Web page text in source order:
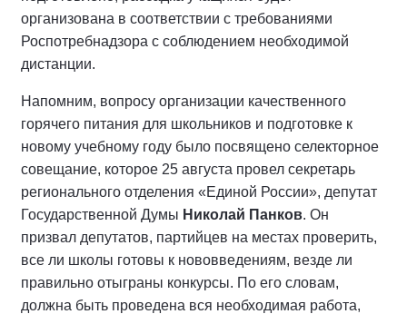
организована в соответствии с требованиями
Роспотребнадзора с соблюдением необходимой
дистанции.
Напомним, вопросу организации качественного
горячего питания для школьников и подготовке к
новому учебному году было посвящено селекторное
совещание, которое 25 августа провел секретарь
регионального отделения «Единой России», депутат
Государственной Думы Николай Панков. Он
призвал депутатов, партийцев на местах проверить,
все ли школы готовы к нововведениям, везде ли
правильно отыграны конкурсы. По его словам,
должна быть проведена вся необходимая работа,